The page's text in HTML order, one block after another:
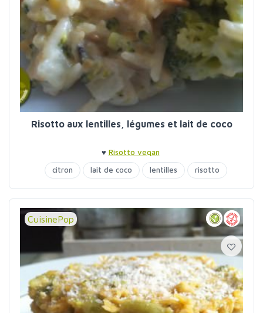
Risotto aux lentilles, légumes et lait de coco
♥ Risotto vegan
citron
lait de coco lentilles risotto
CuisinePop